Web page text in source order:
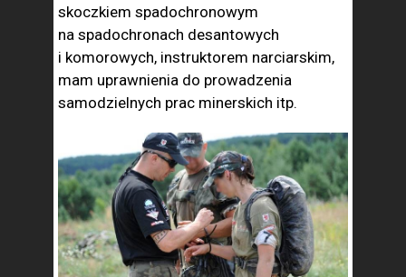
skoczkiem spadochronowym
na spadochronach desantowych
i komorowych, instruktorem narciarskim,
mam uprawnienia do prowadzenia
samodzielnych prac minerskich itp.